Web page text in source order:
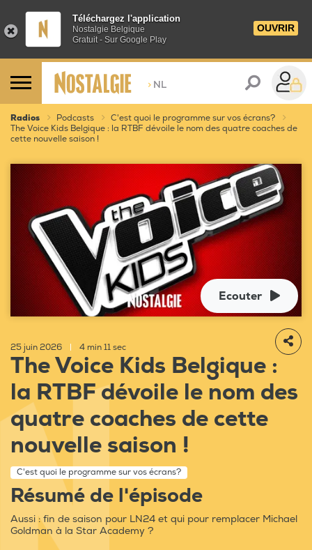
Téléchargez l'application
Nostalgie Belgique
Gratuit - Sur Google Play
OUVRIR
> NL
Radios Podcasts
C'est quoi le programme sur vos écrans?
The Voice Kids Belgique : la RTBF dévoile le nom des quatre coaches de
cette nouvelle saison !
Ecouter
25 juin 2026 4 min 11 sec
The Voice Kids Belgique :
la RTBF dévoile le nom des
quatre coaches de cette
nouvelle saison !
C'est quoi le programme sur vos écrans?
Résumé de l'épisode
Aussi : fin de saison pour LN24 et qui pour remplacer Michael
Goldman à la Star Academy ?